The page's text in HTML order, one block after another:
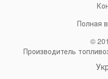
Полная
©
Производитель